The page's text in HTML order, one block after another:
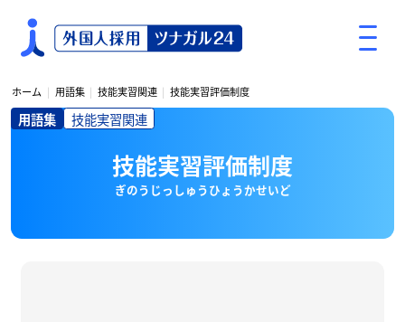
ホーム 用語集 技能実習関連 技能実習評価制度
用語集 技能実習関連
技能実習評価制度
ぎのうじっしゅうひょうかせいど